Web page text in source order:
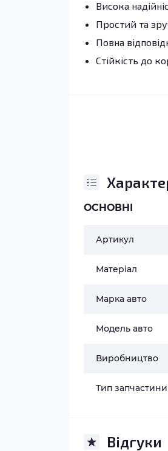
Висока
Простий та
Повна
Стійкість до
ОСНОВНІ
Артикул
Матеріал
Марка авто
Модель авто
Виробництво
Тип запчастини
Відгуки